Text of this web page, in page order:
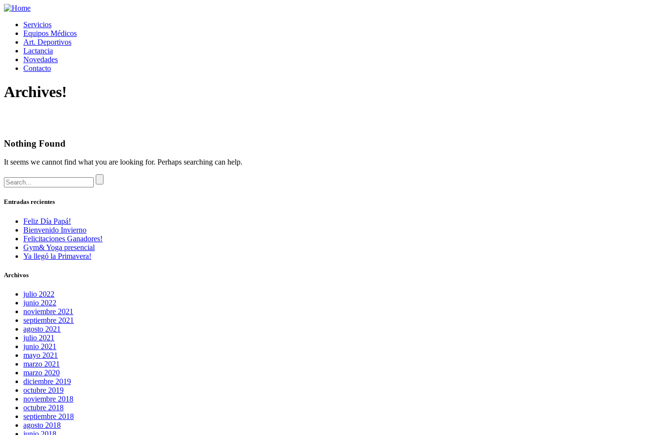
Servicios
Equipos Médicos
Art. Deportivos
Lactancia
Novedades
Contacto
Archives!
Nothing Found
It seems we cannot find what you are looking for. Perhaps searching can help.
Search
for:
Entradas recientes
Feliz Día Papá!
Bienvenido Invierno
Felicitaciones Ganadores!
Gym& Yoga presencial
Ya llegó la Primavera!
Archivos
julio 2022
junio 2022
noviembre 2021
septiembre 2021
agosto 2021
julio 2021
junio 2021
mayo 2021
marzo 2021
marzo 2020
diciembre 2019
octubre 2019
noviembre 2018
octubre 2018
septiembre 2018
agosto 2018